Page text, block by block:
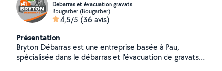
Debarras et évacuation gravats
Bougarber (Bougarber)
4,5/5 (36 avis)
Présentation
Bryton Débarras est une entreprise basée à Pau,
spécialisée dans le débarras et l'évacuation de gravats.